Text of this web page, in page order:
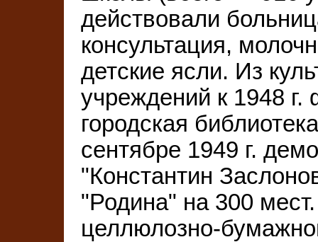
действовали
консультация,
детские ясли. Из
учреждений к 1948
городская
сентябре 1949 г.
"Константин
"Родина" на 300
целлюлозно-